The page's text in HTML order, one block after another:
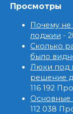
Просмотры
Почему не
лоджии -
Сколько
было
Люки под
решение
116 192
Основные
112 038